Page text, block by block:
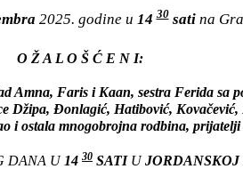
2025. godine u 1430satina
O Ž A L O Š Ć E N I:
Amna, Faris i Kaan, sestra Ferida sa
Džipa, Đonlagić, Hatibović,
i ostala mnogobrojna rodbina, prijatelji
DANA U 14 30 SATIU